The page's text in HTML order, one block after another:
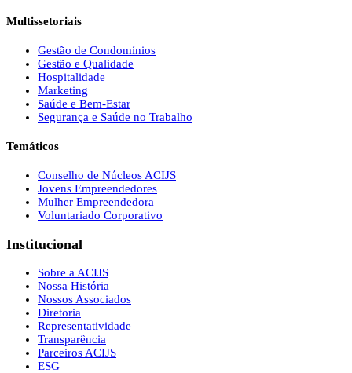
Multissetoriais
Gestão de Condomínios
Gestão e Qualidade
Hospitalidade
Marketing
Saúde e Bem-Estar
Segurança e Saúde no Trabalho
Temáticos
Conselho de Núcleos ACIJS
Jovens Empreendedores
Mulher Empreendedora
Voluntariado Corporativo
Institucional
Sobre a ACIJS
Nossa História
Nossos Associados
Diretoria
Representatividade
Transparência
Parceiros ACIJS
ESG